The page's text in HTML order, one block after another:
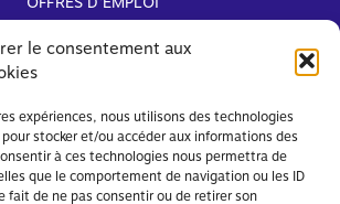
le consentement aux
expériences, nous utilisons des technologies
stocker et/ou accéder aux informations des
à ces technologies nous permettra de
que le comportement de navigation ou les ID
fait de ne pas consentir ou de retirer son
Avec le soutien de